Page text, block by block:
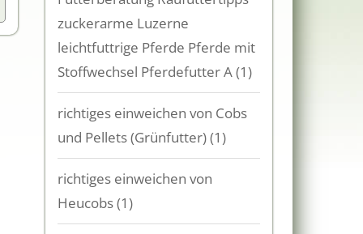
zuckerarme Luzerne
leichtfuttrige Pferde Pferde mit
Stoffwechsel Pferdefutter A(1)
richtiges einweichen von Cobs
und Pellets (Grünfutter)(1)
richtiges einweichen von
Heucobs(1)